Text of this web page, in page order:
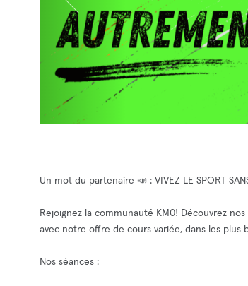
Un mot du partenaire 📣 : VIVEZ LE SPORT
Rejoignez la communauté KM0! Découvrez
avec notre offre de cours variée, dans les plus
Nos séances :